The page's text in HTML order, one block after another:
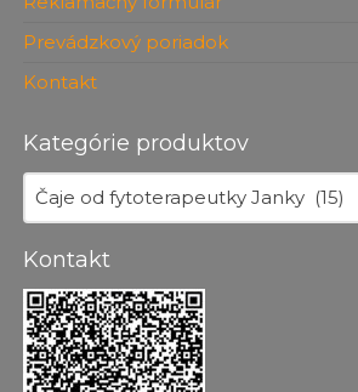
Prevádzkový poriadok
Kontakt
Kategórie produktov
Čaje od fytoterapeutky Janky (15)
Kontakt